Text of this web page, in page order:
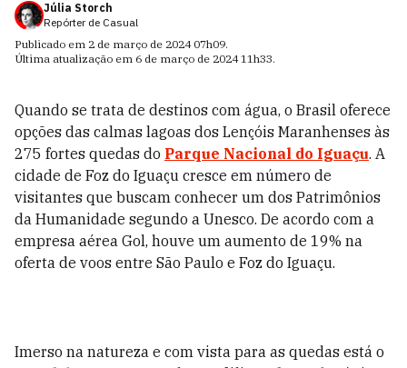
Júlia Storch
Repórter de Casual
Publicado em 2 de março de 2024 07h09.
Última atualização em 6 de março de 2024 11h33.
Quando se trata de destinos com água, o Brasil oferece
opções das calmas lagoas dos Lençóis Maranhenses às
275 fortes quedas do Parque Nacional do Iguaçu. A
cidade de Foz do Iguaçu cresce em número de
visitantes que buscam conhecer um dos Patrimônios
da Humanidade segundo a Unesco. De acordo com a
empresa aérea Gol, houve um aumento de 19% na
oferta de voos entre São Paulo e Foz do Iguaçu.
Imerso na natureza e com vista para as quedas está o